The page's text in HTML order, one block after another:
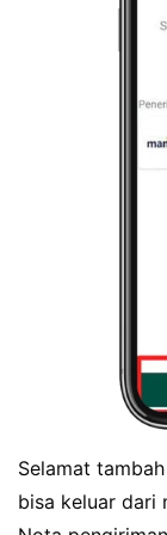
Selamat
bisa keluar dari